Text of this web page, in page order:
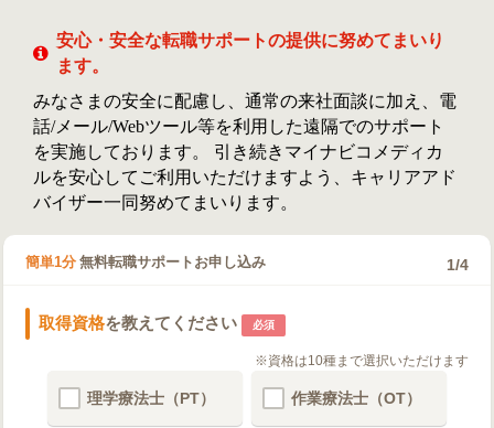
安心・安全な転職サポートの提供に努めてまいり
ます。
みなさまの安全に配慮し、通常の来社面談に加え、電
話/メール/Webツール等を利用した遠隔でのサポート
を実施しております。 引き続きマイナビコメディカ
ルを安心してご利用いただけますよう、キャリアアド
バイザー一同努めてまいります。
簡単1分 無料転職サポートお申し込み 1/4
取得資格を教えてください 必須
※資格は10種まで選択いただけます
理学療法士（PT） 作業療法士（OT）